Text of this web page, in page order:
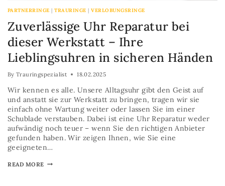
PARTNERRINGE |TRAURINGE |VERLOBUNGSRINGE
Zuverlässige Uhr Reparatur bei
dieser Werkstatt – Ihre
Lieblingsuhren in sicheren Händen
By Trauringspezialist 18.02.2025
Wir kennen es alle. Unsere Alltagsuhr gibt den Geist auf
und anstatt sie zur Werkstatt zu bringen, tragen wir sie
einfach ohne Wartung weiter oder lassen Sie im einer
Schublade verstauben. Dabei ist eine Uhr Reparatur weder
aufwändig noch teuer – wenn Sie den richtigen Anbieter
gefunden haben. Wir zeigen Ihnen, wie Sie eine
geeigneten…
READ MORE